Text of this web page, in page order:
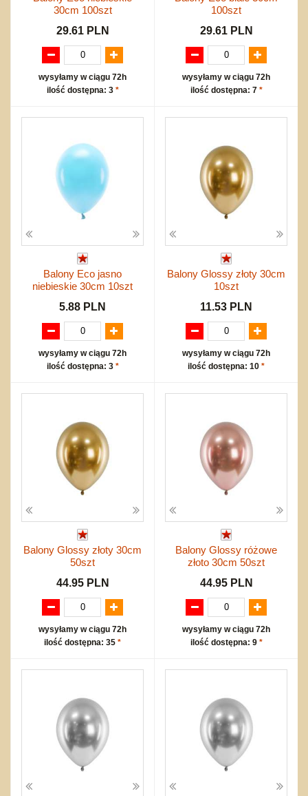
30cm 100szt
29.61 PLN
wysyłamy w ciągu 72h
ilość dostępna: 3 *
100szt
29.61 PLN
wysyłamy w ciągu 72h
ilość dostępna: 7 *
Balony Eco jasno
niebieskie 30cm 10szt
5.88 PLN
wysyłamy w ciągu 72h
ilość dostępna: 3 *
Balony Glossy złoty 30cm
10szt
11.53 PLN
wysyłamy w ciągu 72h
ilość dostępna: 10 *
Balony Glossy złoty 30cm
50szt
44.95 PLN
wysyłamy w ciągu 72h
ilość dostępna: 35 *
Balony Glossy różowe
złoto 30cm 50szt
44.95 PLN
wysyłamy w ciągu 72h
ilość dostępna: 9 *